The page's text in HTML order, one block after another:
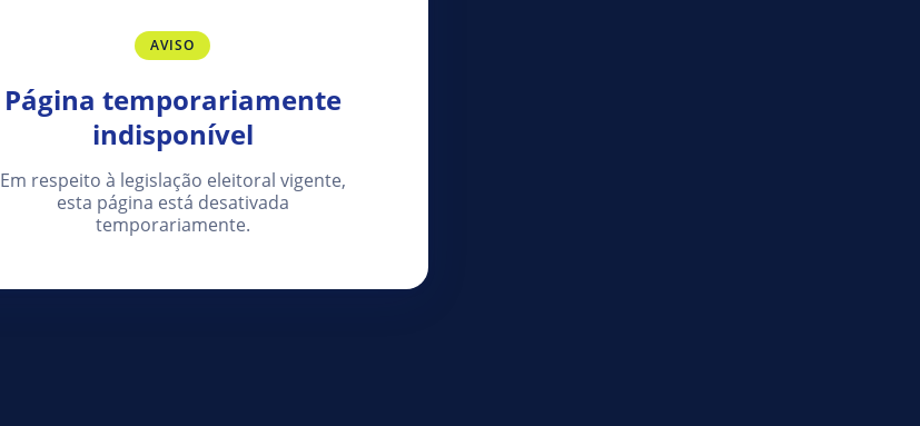
AVISO
Página temporariamente
indisponível
Em respeito à legislação eleitoral vigente,
esta página está desativada
temporariamente.